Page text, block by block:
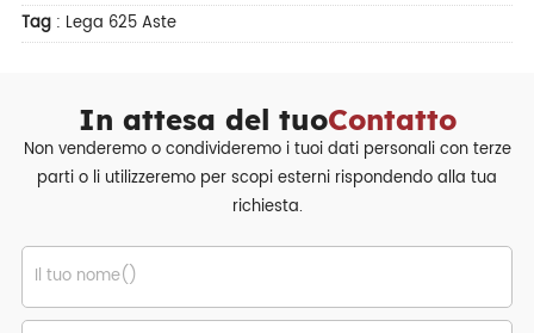
Tag: Lega 625 Aste
In attesa del tuoContatto
Non venderemo o condivideremo i tuoi dati personali con terze
parti o li utilizzeremo per scopi esterni rispondendo alla tua
richiesta.